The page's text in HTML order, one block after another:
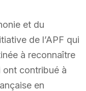
et du
de l’APF qui
à reconnaître
ont contribué à
en